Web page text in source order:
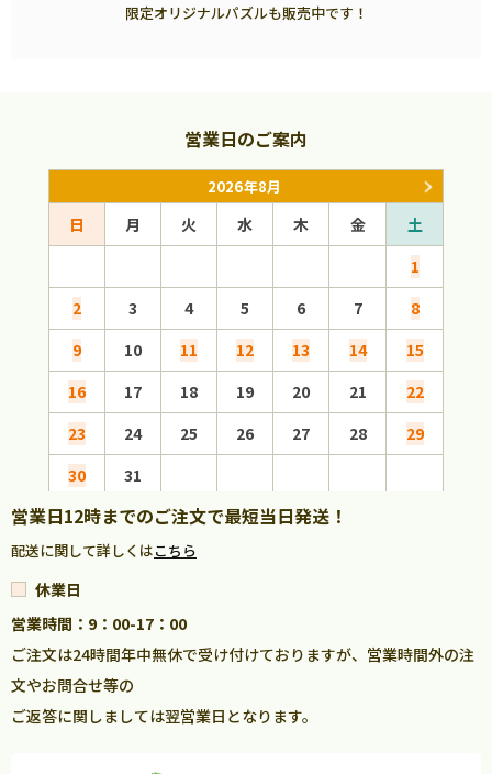
限定オリジナルパズルも販売中です！
営業日のご案内
2026年8月
日 月 火 水 木 金
土
1
2
3 4 5 6 7
8
9
10 11 12 13 14
15
16
17 18 19 20 21
22
23
24 25 26 27 28
29
30
31
営業日12時までのご注文で最短当日発送！
配送に関して詳しくはこちら
休業日
営業時間：9：00-17：00
ご注文は24時間年中無休で受け付けておりますが、営業時間外の注
文やお問合せ等の
ご返答に関しましては翌営業日となります。